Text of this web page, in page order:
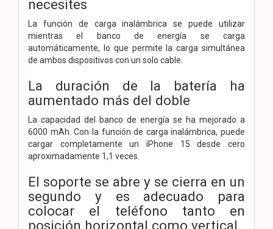
necesites
La función de carga inalámbrica se puede utilizar
mientras el banco de energía se carga
automáticamente, lo que permite la carga simultánea
de ambos dispositivos con un solo cable.
La duración de la batería ha
aumentado más del doble
La capacidad del banco de energía se ha mejorado a
6000 mAh. Con la función de carga inalámbrica, puede
cargar completamente un iPhone 15 desde cero
aproximadamente 1,1 veces.
El soporte se abre y se cierra en un
segundo y es adecuado para
colocar el teléfono tanto en
posición horizontal como vertical.